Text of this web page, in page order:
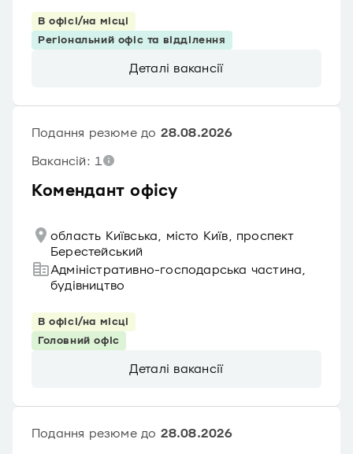
В офісі/на місці
Регіональний офіс та відділення
Деталі вакансії
Комендант офісу
Подання резюме до 28.08.2026
Вакансій: 1
область Київська, місто Київ, проспект
Берестейський
Адміністративно-господарська частина,
будівництво
В офісі/на місці
Головний офіс
Деталі вакансії
Подання резюме до 28.08.2026